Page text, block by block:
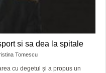
si sa dea la spitale
Tomescu
cu degetul și a propus un